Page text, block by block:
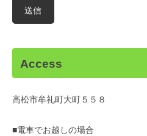
Access
高松市牟礼町大町５５８
■電車でお越しの場合